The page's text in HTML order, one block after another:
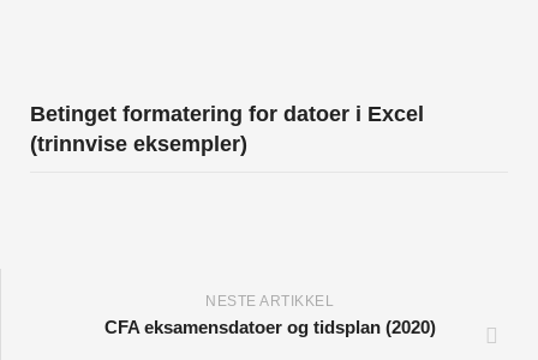
Betinget formatering for datoer i Excel
(trinnvise eksempler)
NESTE ARTIKKEL
CFA eksamensdatoer og tidsplan (2020)